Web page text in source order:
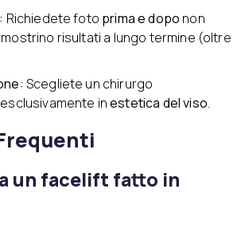
Richiedete foto prima e dopo non
risultati a lungo termine (oltre
Scegliete un chirurgo
inestetica del viso.
un facelift fatto in